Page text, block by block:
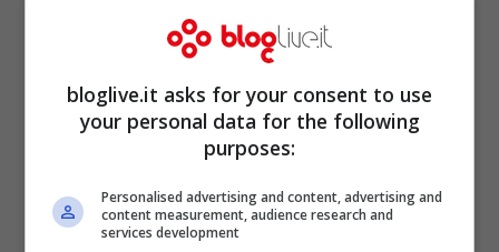
principali fautori delle gioie dei
passati aiRed Devilsin cerca di gloria e
titoli. Finisse oggi la stagione gli esiti
sarebbero del tutto capovolti ma la sfida di
domani, in caso di vittoria delManchester
potrebbe riportare alla normalità le
bloglive.it asks for your consent to use
your personal data for the following
purposes:
Personalised advertising and content, advertising and
content measurement, audience research and
services development